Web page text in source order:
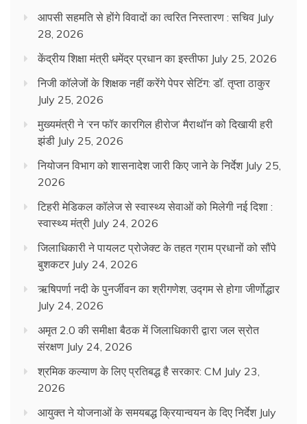
आपसी सहमति से होंगे विवादों का त्वरित निस्तारण : सचिव July
28, 2026
केंद्रीय शिक्षा मंत्री धमेंद्र प्रधान का इस्तीफा July 25, 2026
निजी कॉलेजों के शिक्षक नहीं करेंगे पेपर सेटिंग: डॉ. तृप्ता ठाकुर
July 25, 2026
मुख्यमंत्री ने ‘रन फॉर कारगिल हीरोज’ मैराथॉन को दिखायी हरी
झंडी July 25, 2026
नियोजन विभाग को शासनादेश जारी किए जाने के निर्देश July 25,
2026
टिहरी मेडिकल कॉलेज से स्वास्थ्य सेवाओं को मिलेगी नई दिशा :
स्वास्थ्य मंत्री July 24, 2026
जिलाधिकारी ने पायलट प्रोजेक्ट के तहत ग्राम प्रधानों को सौंपे
बुशकटर July 24, 2026
ऋषिपर्णा नदी के पुनर्जीवन का श्रीगणेश, उद्गम से होगा जीर्णोद्धार
July 24, 2026
अमृत 2.0 की समीक्षा बैठक में जिलाधिकारी द्वारा जल स्रोत
संरक्षण July 24, 2026
श्रमिक कल्याण के लिए प्रतिबद्ध है सरकार: CM July 23,
2026
आयुक्त ने योजनाओं के समयबद्ध क्रियान्वयन के दिए निर्देश July